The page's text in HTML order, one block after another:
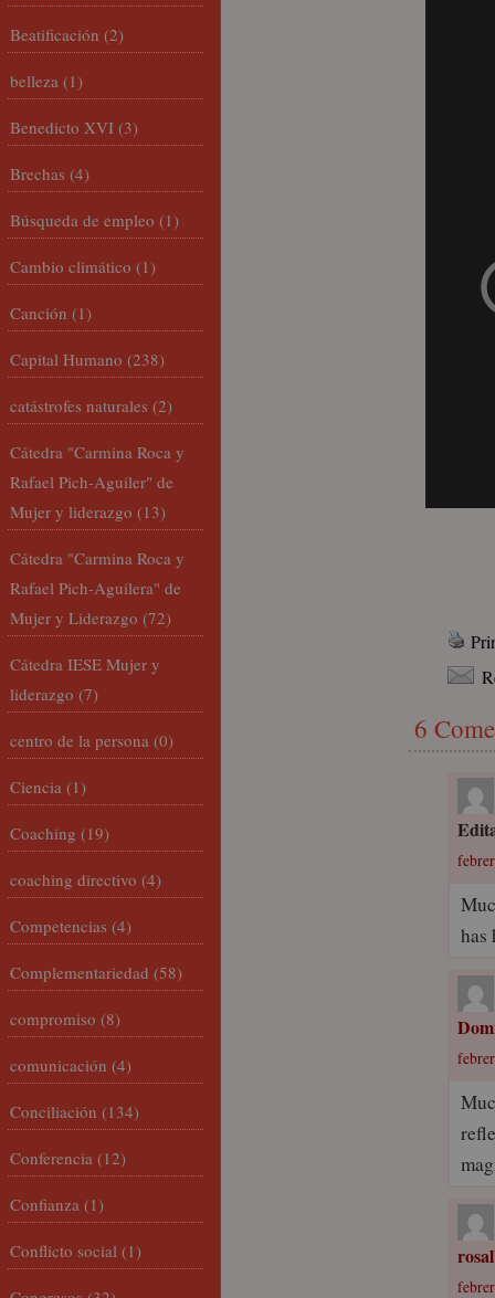
6
has
Beatificación (2)
belleza (1)
Benedicto XVI (3)
Brechas (4)
Búsqueda de empleo (1)
Cambio climático (1)
Canción (1)
Capital Humano (238)
catástrofes naturales (2)
Cátedra "Carmina Roca y
Rafael Pich-Aguiler" de
Mujer y liderazgo (13)
Cátedra "Carmina Roca y
Rafael Pich-Aguilera" de
Mujer y Liderazgo (72)
Cátedra IESE Mujer y
liderazgo (7)
centro de la persona (0)
Ciencia (1)
Coaching (19)
coaching directivo (4)
Competencias (4)
Complementariedad (58)
compromiso (8)
comunicación (4)
Conciliación (134)
Conferencia (12)
Confianza (1)
Conflicto social (1)